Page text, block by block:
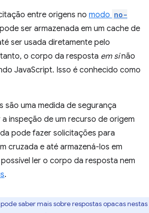
entre origens no modo no-
ser armazenada em um cache de
ser usada diretamente pelo
o corpo da resposta em sinão
JavaScript. Isso é conhecido como
são uma medida de segurança
inspeção de um recurso de origem
pode fazer solicitações para
cruzada e até armazená-los em
ler o corpo da resposta nem
.
saber mais sobre respostas opacas nestas